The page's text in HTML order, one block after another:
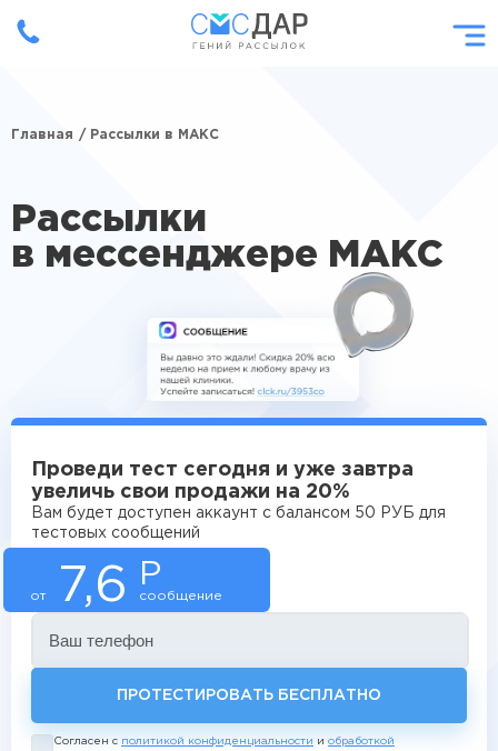
Главная / Рассылки в МАКС
Рассылки
в мессенджере МАКС
Проведи тест сегодня и уже завтра
увеличь свои продажи на 20%
Вам будет доступен аккаунт с балансом 50 РУБ для
тестовых сообщений
от 7,6 Р
сообщение
Ваш телефон
ПРОТЕСТИРОВАТЬ БЕСПЛАТНО
Согласен с политикой конфиденциальности и обработкой